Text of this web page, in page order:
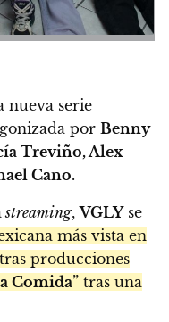
nueva serie
por Benny
Treviño, Alex
Cano.
streaming,VGLYse
más vista en
producciones
Comida” tras una